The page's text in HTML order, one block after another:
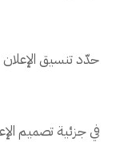
حدّد تنسيق الإعلان
في جزئية تصميم